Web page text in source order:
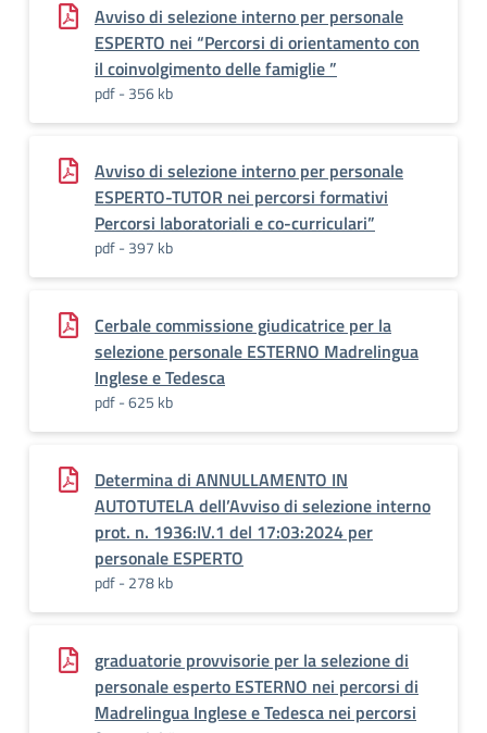
Avviso di selezione interno per personale
ESPERTO nei “Percorsi di orientamento con
il coinvolgimento delle famiglie ”
pdf - 356 kb
Avviso di selezione interno per personale
ESPERTO-TUTOR nei percorsi formativi
Percorsi laboratoriali e co-curriculari”
pdf - 397 kb
Cerbale commissione giudicatrice per la
selezione personale ESTERNO Madrelingua
Inglese e Tedesca
pdf - 625 kb
Determina di ANNULLAMENTO IN
AUTOTUTELA dell’Avviso di selezione interno
prot. n. 1936:IV.1 del 17:03:2024 per
personale ESPERTO
pdf - 278 kb
graduatorie provvisorie per la selezione di
personale esperto ESTERNO nei percorsi di
Madrelingua Inglese e Tedesca nei percorsi